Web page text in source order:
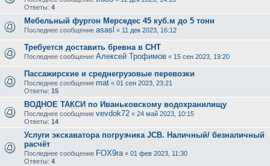
Ответы: 4
Мебельный фургон Мерседес 45 куб.м до 5 тонн
Последнее сообщение asasl « 11 дек 2023, 16:12
Требуется доставить бревна в СНТ
Последнее сообщение Алексей Трофимов « 15 сен 2023, 19:20
Пассажирские и среднегрузовые перевозки
Последнее сообщение mat « 01 сен 2023, 23:21
Ответы: 15
ВОДНОЕ ТАКСИ по Иваньковскому водохранилищу
Последнее сообщение vevdok72 « 24 май 2023, 10:15
Ответы: 14
Услуги экскаватора погрузчика JCB. Наличный/ безналичный
расчёт
Последнее сообщение FOX9ra « 01 фев 2023, 11:30
Ответы: 4